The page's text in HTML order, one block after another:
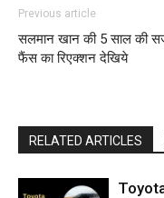
Previous article
सलमान खान की 5 साल की
फैंस का रिएक्शन देखिये
RELATED ARTICLES